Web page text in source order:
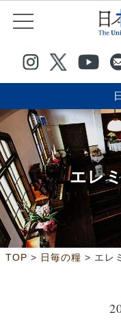
エレ
TOP > 日毎の糧 > エレ